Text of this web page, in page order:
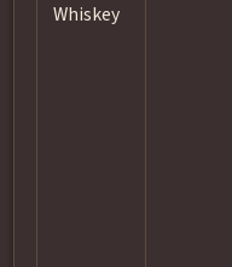
Whiskey